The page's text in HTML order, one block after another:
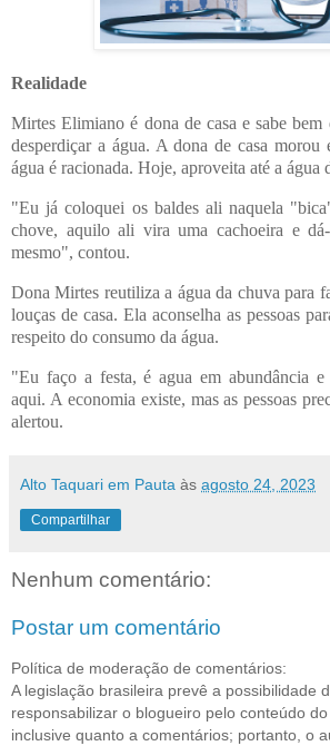
Realidade
Mirtes Elimiano é dona de casa e sabe
desperdiçar a água. A dona de casa morou
água é racionada. Hoje, aproveita até a água
"Eu já coloquei os baldes ali naquela
chove, aquilo ali vira uma cachoeira e
mesmo", contou.
Dona Mirtes reutiliza a água da chuva para
louças de casa. Ela aconselha as pessoas
respeito do consumo da água.
"Eu faço a festa, é agua em abundância
aqui. A economia existe, mas as pessoas
alertou.
Alto Taquari em Pauta às agosto 24, 2023
Compartilhar
Nenhum comentário:
Postar um comentário
Política de moderação de comentários:
A legislação brasileira prevê a possibilidade
responsabilizar o blogueiro pelo conteúdo do
inclusive quanto a comentários; portanto, o